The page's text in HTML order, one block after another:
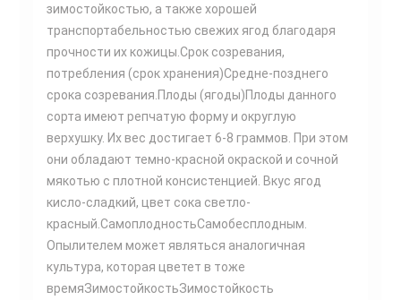
зимостойкостью, а также хорошей
транспортабельностью свежих ягод благодаря
прочности их кожицы.Срок созревания,
потребления (срок хранения)Средне-позднего
срока созревания.Плоды (ягоды)Плоды данного
сорта имеют репчатую форму и округлую
верхушку. Их вес достигает 6-8 граммов. При этом
они обладают темно-красной окраской и сочной
мякотью с плотной консистенцией. Вкус ягод
кисло-сладкий, цвет сока светло-
красный.СамоплодностьСамобесплодным.
Опылителем может являться аналогичная
культура, которая цветет в тоже
времяЗимостойкостьЗимостойкость